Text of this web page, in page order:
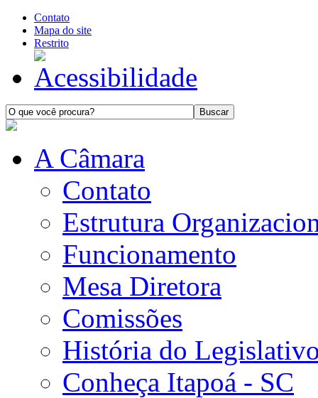
Contato
Mapa do site
Restrito
A Câmara
Contato
Estrutura
Funcionamento
Mesa Diretora
Comissões
História do
Conheça Itapoá - SC